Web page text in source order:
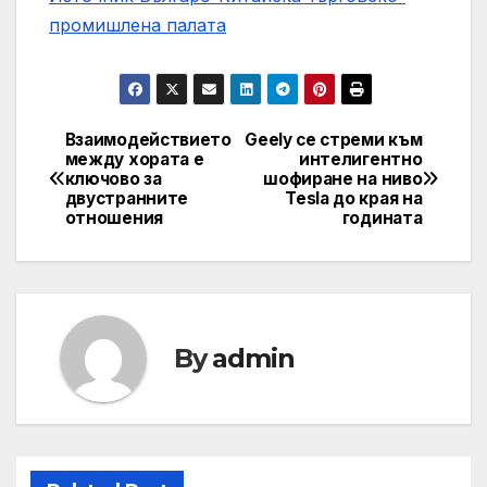
промишлена палaта
Навигация
Geely се стреми към
интелигентно
шофиране на ниво
Tesla до края на
годината
Взаимодействието
между хората е
ключово за
двустранните
отношения
Byadmin